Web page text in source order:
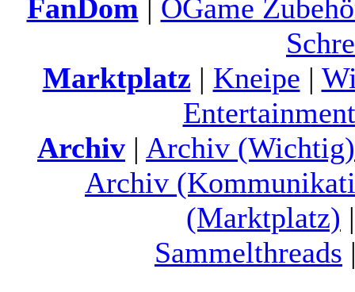
FanDom | OGame
Marktplatz | Kneipe |
Archiv | Archiv (Wichtig)
Archiv
(Marktplatz)
Sammelthreads